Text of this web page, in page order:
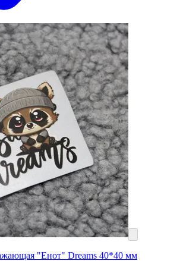
"Енот" Dreams 40*40 мм